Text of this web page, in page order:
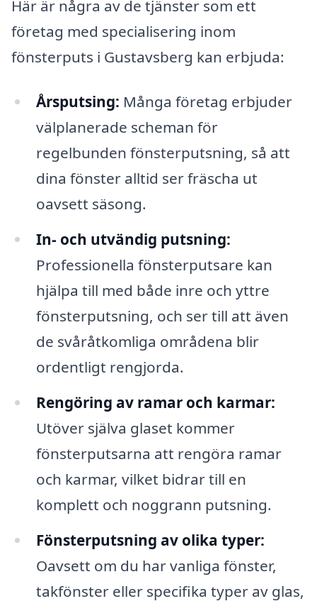
Här är några av de tjänster som ett
företag med specialisering inom
fönsterputs i Gustavsberg kan erbjuda:
Årsputsing: Många företag erbjuder
välplanerade scheman för
regelbunden fönsterputsning, så att
dina fönster alltid ser fräscha ut
oavsett säsong.
In- och utvändig putsning:
Professionella fönsterputsare kan
hjälpa till med både inre och yttre
fönsterputsning, och ser till att även
de svåråtkomliga områdena blir
ordentligt rengjorda.
Rengöring av ramar och karmar:
Utöver själva glaset kommer
fönsterputsarna att rengöra ramar
och karmar, vilket bidrar till en
komplett och noggrann putsning.
Fönsterputsning av olika typer:
Oavsett om du har vanliga fönster,
takfönster eller specifika typer av glas,